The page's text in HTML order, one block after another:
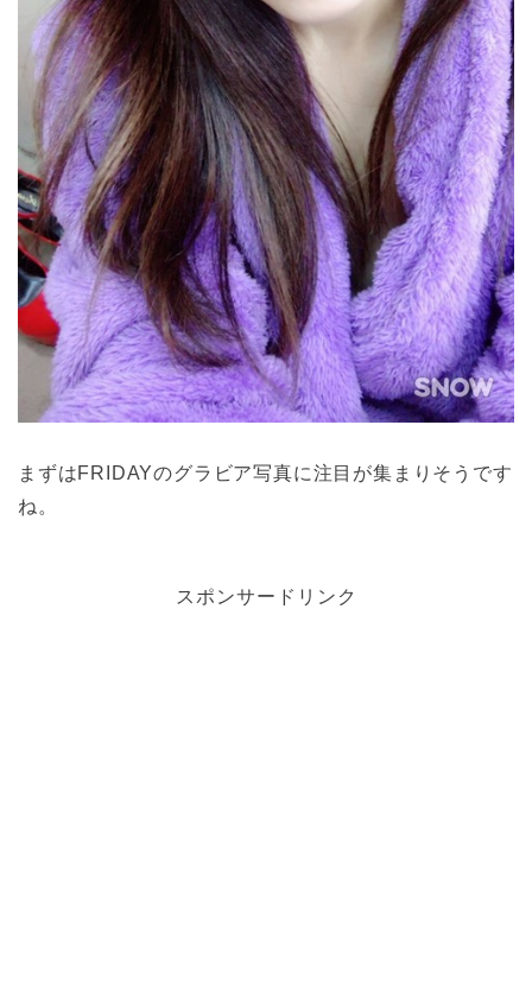
まずはFRIDAYのグラビア写真に注目が集まりそうです
ね。
スポンサードリンク